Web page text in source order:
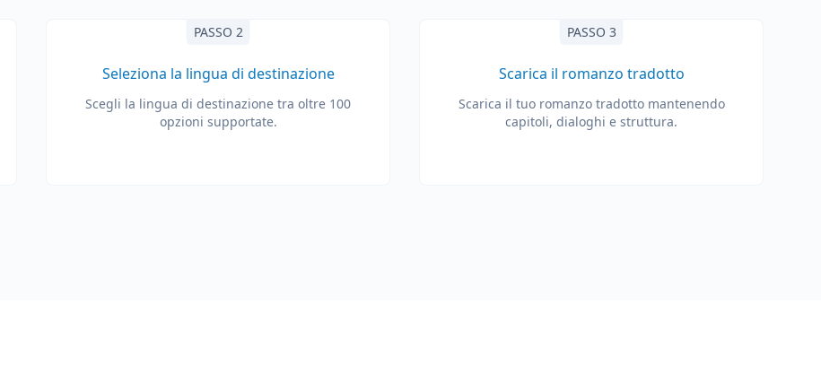
PASSO 2
Seleziona la lingua di destinazione
Scegli la lingua di destinazione tra oltre 100
opzioni supportate.
PASSO 3
Scarica il romanzo tradotto
Scarica il tuo romanzo tradotto mantenendo
capitoli, dialoghi e struttura.